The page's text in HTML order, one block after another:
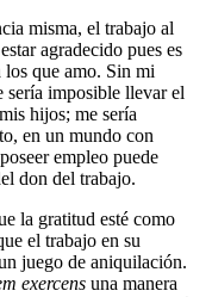
misma, el trabajo al
agradecido pues es
los que amo. Sin mi
sería imposible llevar el
hijos; me sería
en un mundo con
empleo puede
don del trabajo.
la gratitud esté como
el trabajo en su
juego de aniquilación.
exercens una manera